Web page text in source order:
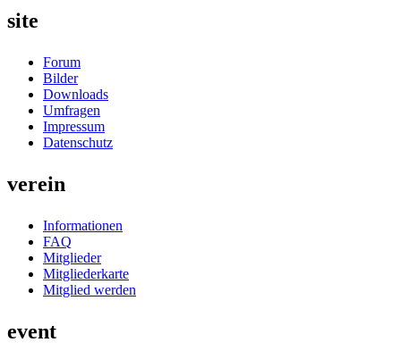
site
Forum
Bilder
Downloads
Umfragen
Impressum
Datenschutz
verein
Informationen
FAQ
Mitglieder
Mitgliederkarte
Mitglied werden
event